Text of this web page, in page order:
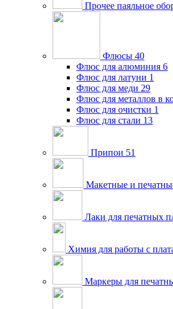
Прочее паяльное
Флюсы 40
Флюс для алюминия 6
Флюс для латуни 1
Флюс для меди 29
Флюс для металлов в
Флюс для очистки 1
Флюс для стали 13
Припои 51
Макетные и
Лаки для печатных
Химия для работы с
Маркеры для